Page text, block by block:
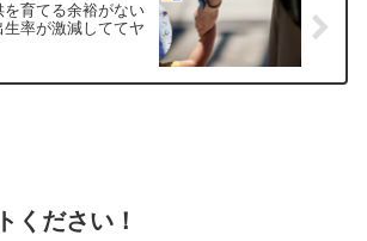
育てる余裕がない
率が激減しててヤ
ください！